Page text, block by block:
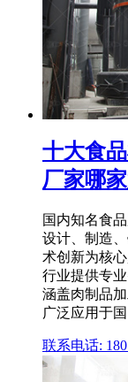
十大食
厂家哪
国内知名食
设计、制造
术创新为核
行业提供专
涵盖肉制品
广泛应用于
联系电话: 180